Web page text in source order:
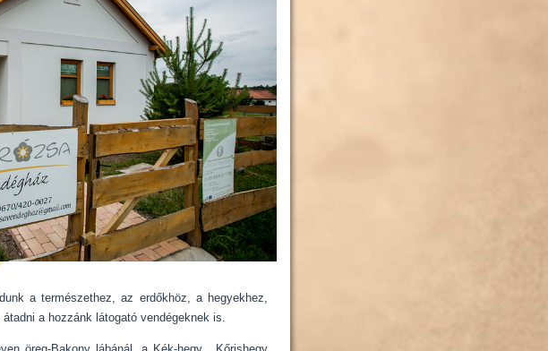
a természethez, az erdőkhöz, a hegyekhez,
a hozzánk látogató vendégeknek is.